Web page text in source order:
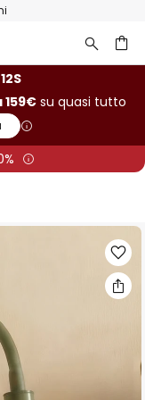
159€ su quasi tutto